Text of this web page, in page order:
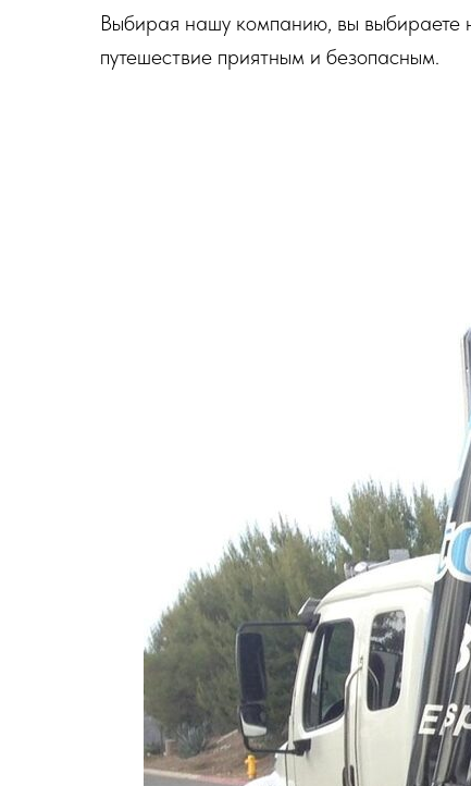
Выбирая нашу компанию, вы
путешествие приятным и безопасным.